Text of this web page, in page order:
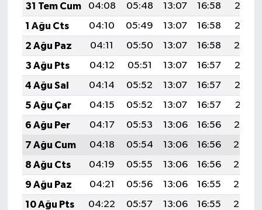
31 Tem Cum
04:08 05:48 13:07 16:58
20:16
1 Ağu Cts
04:10 05:49 13:07 16:58
20:15
2 Ağu Paz
04:11 05:50 13:07 16:58
20:14
3 Ağu Pts
04:12 05:51 13:07 16:57
20:13
4 Ağu Sal
04:14 05:52 13:07 16:57
20:12
5 Ağu Çar
04:15 05:52 13:07 16:57
20:11
6 Ağu Per
04:17 05:53 13:06 16:56
20:10
7 Ağu Cum
04:18 05:54 13:06 16:56
20:08
8 Ağu Cts
04:19 05:55 13:06 16:56
20:07
9 Ağu Paz
04:21 05:56 13:06 16:55
20:06
10 Ağu Pts
04:22 05:57 13:06 16:55
20:05